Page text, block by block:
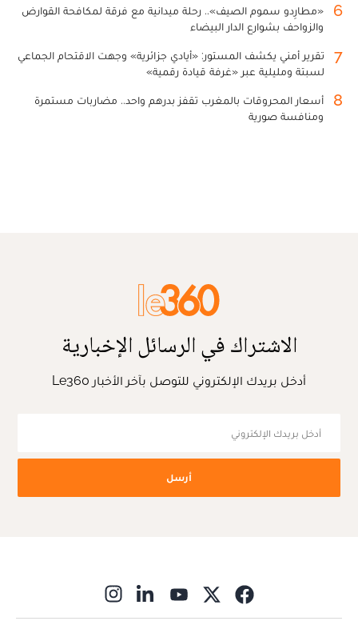
6
«مطارِدو سموم الصيف».. رحلة ميدانية مع فرقة لمكافحة القوارض
والزواحف بشوارع الدار البيضاء
7
تقرير أمني يكشف المستور: «أيادي جزائرية» وجهت الاقتحام الجماعي
لسبتة ومليلية عبر «غرفة قيادة رقمية»
8
أسعار المحروقات بالمغرب تقفز بدرهم واحد.. مضاربات مستمرة
ومنافسة صورية
الاشتراك في الرسائل الإخبارية
أدخل بريدك الإلكتروني للتوصل بآخر الأخبار Le360
أرسل